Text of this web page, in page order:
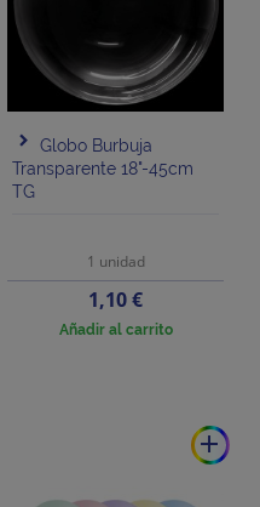
Globo Burbuja
Transparente 18"-45cm
TG
1 unidad
Precio
1,10 €
Añadir al carrito
add